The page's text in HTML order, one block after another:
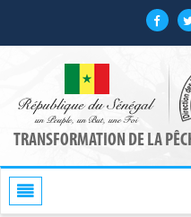
TRANSFORMATION DE LA
Toggle
navigation